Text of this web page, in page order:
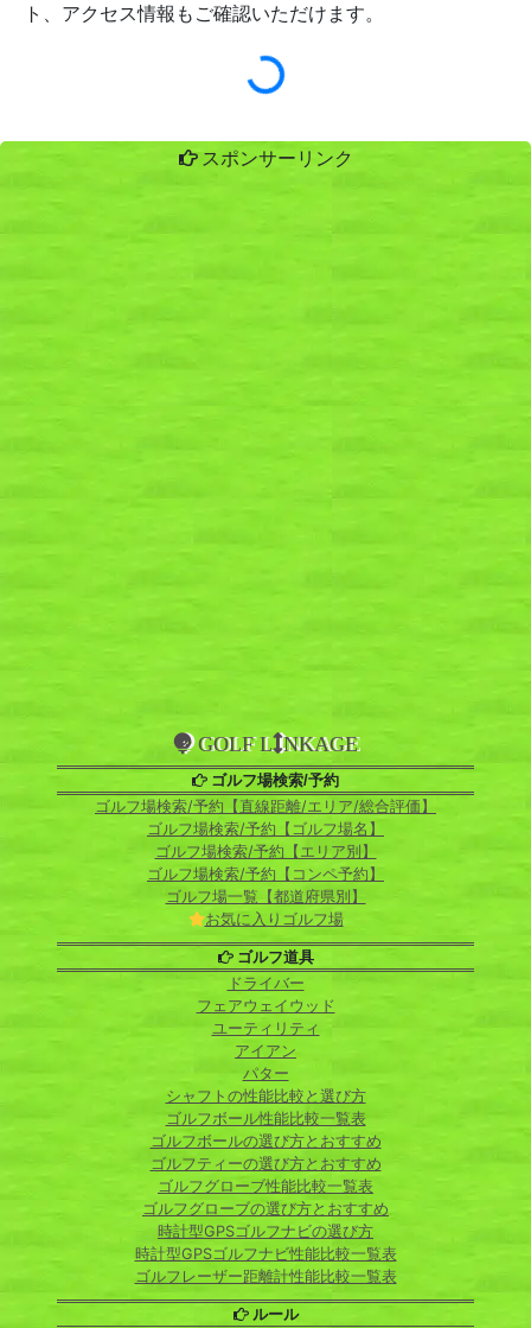
ト、アクセス情報もご確認いただけます。
スポンサーリンク
GOLF L NKAGE
ゴルフ場検索/予約
ゴルフ場検索/予約【直線距離/エリア/総合評価】
ゴルフ場検索/予約【ゴルフ場名】
ゴルフ場検索/予約【エリア別】
ゴルフ場検索/予約【コンペ予約】
ゴルフ場一覧【都道府県別】
お気に入りゴルフ場
ゴルフ道具
ドライバー
フェアウェイウッド
ユーティリティ
アイアン
パター
シャフトの性能比較と選び方
ゴルフボール性能比較一覧表
ゴルフボールの選び方とおすすめ
ゴルフティーの選び方とおすすめ
ゴルフグローブ性能比較一覧表
ゴルフグローブの選び方とおすすめ
時計型GPSゴルフナビの選び方
時計型GPSゴルフナビ性能比較一覧表
ゴルフレーザー距離計性能比較一覧表
ルール